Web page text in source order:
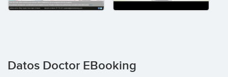
Datos Doctor EBooking